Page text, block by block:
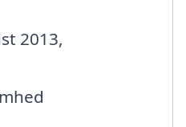
2013,